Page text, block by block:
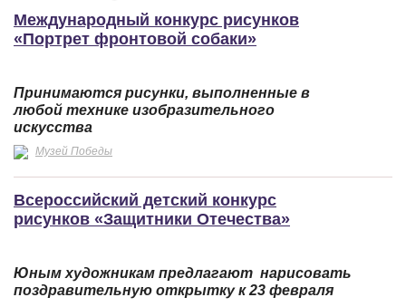
Международный конкурс рисунков
«Портрет фронтовой собаки»
Принимаются рисунки, выполненные в
любой технике изобразительного
искусства
Музей Победы
Всероссийский детский конкурс
рисунков «Защитники Отечества»
Юным художникам предлагают нарисовать
поздравительную открытку к 23 февраля